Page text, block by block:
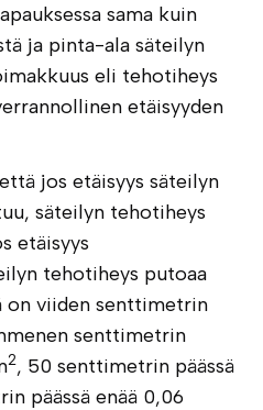
sama kuin
ja pinta-ala säteilyn
eli tehotiheys
etäisyyden
jos etäisyys säteilyn
säteilyn tehotiheys
etäisyys
tehotiheys putoaa
on viiden senttimetrin
senttimetrin
2, 50 senttimetrin päässä
päässä enää 0,06